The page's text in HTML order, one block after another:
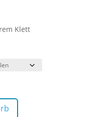
Klett